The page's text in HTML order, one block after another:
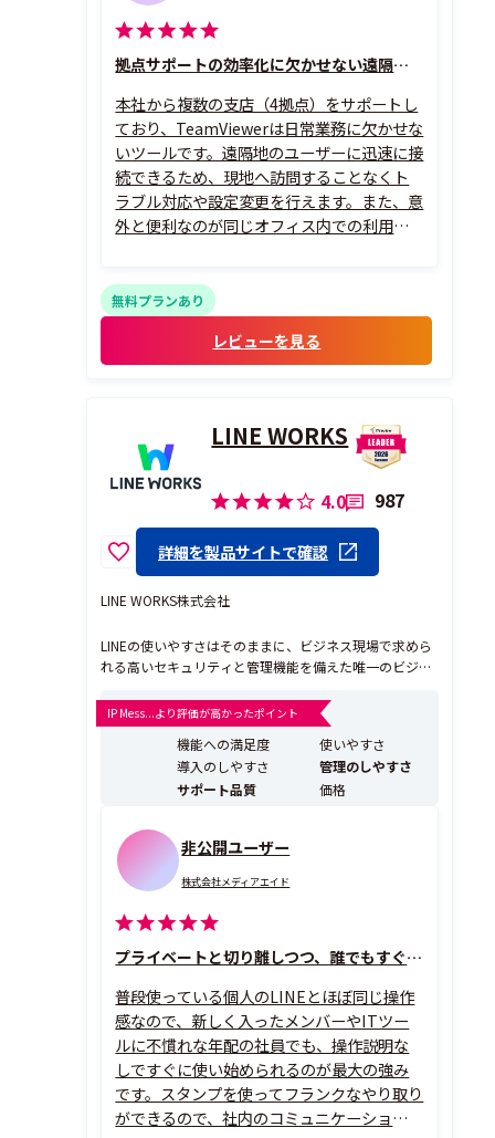
拠点サポートの効率化に欠かせない遠隔支援ツール
本社から複数の支店（4拠点）をサポートし
ており、TeamViewerは日常業務に欠かせな
いツールです。遠隔地のユーザーに迅速に接
続できるため、現地へ訪問することなくト
ラブル対応や設定変更を行えます。また、意
外と便利なのが同じオフィス内での利用で
に受け渡せるため、自席からサポートを完
結できる場面が多くあります。接続...
無料プランあり
レビューを見る
LINE WORKS
4.0 987
詳細を製品サイトで確認
LINE WORKS株式会社
LINEの使いやすさはそのままに、ビジネス現場で求めら
れる高いセキュリティと管理機能を備えた唯一のビジネ
く方々とのリアルタイムな情報共有を可能にします。 ま
た、チャット、掲示板、カレンダー、タスク管理などの
基本機能に加え、勤怠管理や決済システムなどの外部サ
IP Mess...より評価が高かったポイント
機能への満足度
使いやすさ
導入のしやすさ
管理のしやすさ
サポート品質
価格
非公開ユーザー
株式会社メディアエイド
プライベートと切り離しつつ、誰でもすぐに使いこなせるチャット
普段使っている個人のLINEとほぼ同じ操作
感なので、新しく入ったメンバーやITツー
ルに不慣れな年配の社員でも、操作説明な
しですぐに使い始められるのが最大の強み
です。スタンプを使ってフランクなやり取り
ができるので、社内のコミュニケーションの